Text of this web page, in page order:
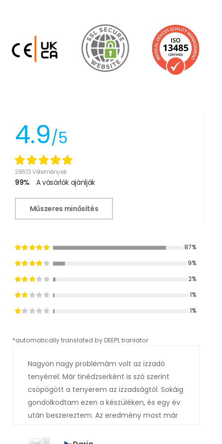
4.9/5
28613 Vélemények
99% A vásárlók ajánlják
Műszeres minősítés
87%
9%
2%
1%
1%
*automatically translated by DEEPL tranlator
Nagyon nagy problémám volt az izzadó
tenyérrel. Már tinédzserként is szó szerint
csöpögött a tenyerem az izzadságtól. Sokáig
gondolkodtam ezen a készüléken, és egy év
után beszereztem. Az eredmény most már
volna megvennem. Már több hónapja egy